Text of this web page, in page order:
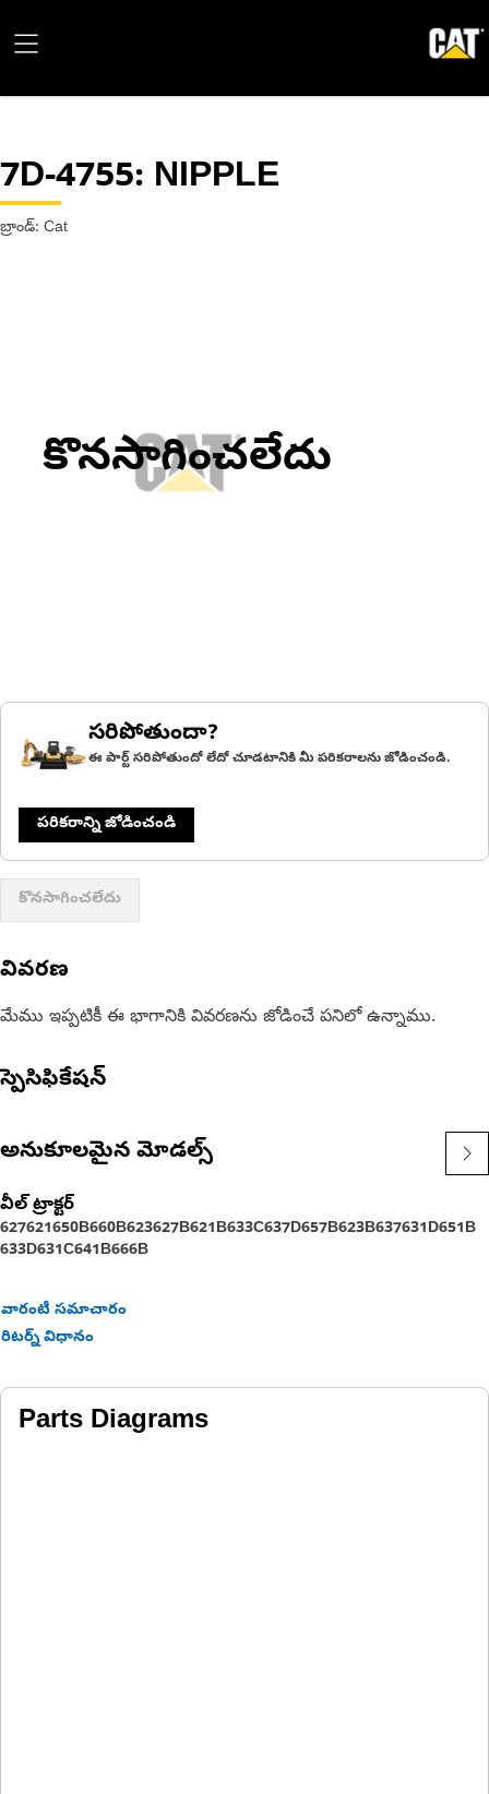
7D-4755: NIPPLE
బ్రాండ్: Cat
కొనసాగించలేదు
సరిపోతుందా?
ఈ పార్ట్ సరిపోతుందో లేదో చూడటానికి మీ పరికరాలను జోడించండి.
పరికరాన్ని జోడించండి
కొనసాగించలేదు
వివరణ
మేము ఇప్పటికీ ఈ భాగానికి వివరణను జోడించే పనిలో ఉన్నాము.
స్పెసిఫికేషన్
అనుకూలమైన మోడల్స్
వీల్ ట్రాక్టర్
627621650B660B623627B621B633C637D657B623B637631D651B
633D631C641B666B
వారంటీ సమాచారం
రిటర్న్ విధానం
Parts Diagrams